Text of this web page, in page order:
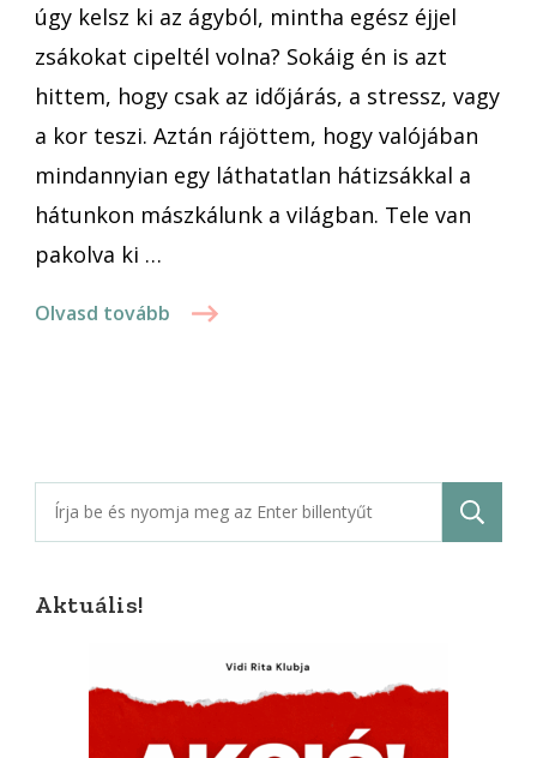
az
Írásterápia
könyvem!
úgy kelsz ki az ágyból, mintha egész éjjel
zsákokat cipeltél volna? Sokáig én is azt
hittem, hogy csak az időjárás, a stressz, vagy
a kor teszi. Aztán rájöttem, hogy valójában
mindannyian egy láthatatlan hátizsákkal a
hátunkon mászkálunk a világban. Tele van
pakolva ki …
Olvasd tovább
Keresés:
Aktuális!